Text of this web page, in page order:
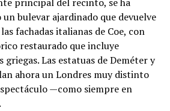
bulevar ajardinado que devuelve
fachadas italianas de Coe, con
restaurado que incluye
griegas. Las estatuas de Deméter y
ahora un Londres muy distinto
—como siempre en